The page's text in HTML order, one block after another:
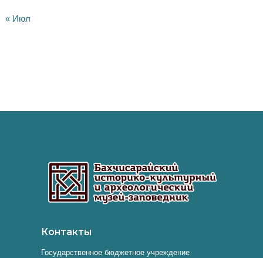
« Июл
Контакты
Государственное бюджетное учреждение